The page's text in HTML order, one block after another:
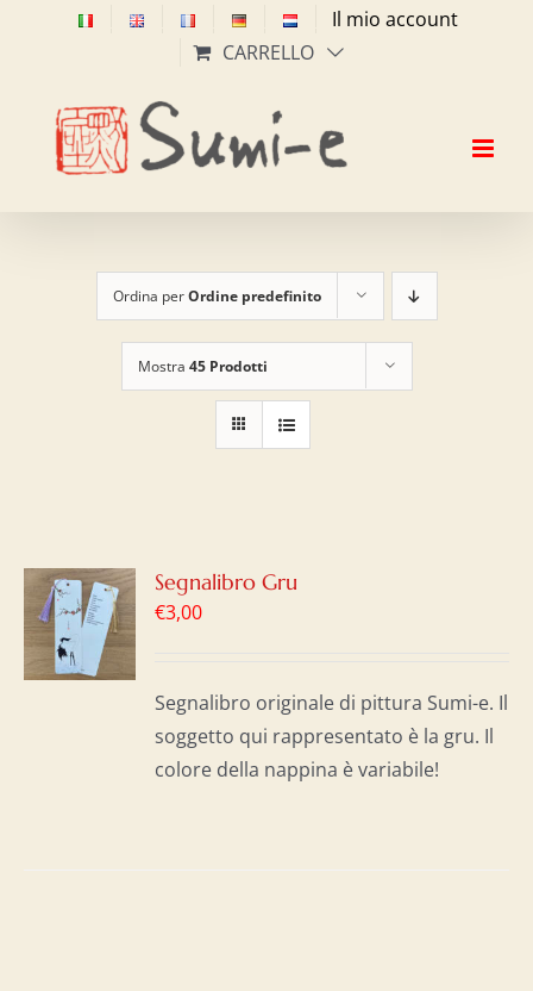
Il mio account
CARRELLO
Ordina perOrdine predefinito
Mostra 45 Prodotti
Segnalibro Gru
€3,00
Segnalibro originale di pittura Sumi-e. Il
soggetto qui rappresentato è la gru. Il
colore della nappina è variabile!